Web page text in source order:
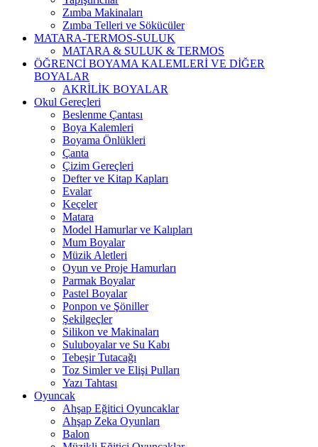
Zımba Makinaları
Zımba Telleri ve Sökücüler
MATARA-TERMOS-SULUK
MATARA & SULUK & TERMOS
ÖĞRENCİ BOYAMA KALEMLERİ VE DİĞER
BOYALAR
AKRİLİK BOYALAR
Okul Gereçleri
Beslenme Çantası
Boya Kalemleri
Boyama Önlükleri
Çanta
Çizim Gereçleri
Defter ve Kitap Kapları
Evalar
Keçeler
Matara
Model Hamurlar ve Kalıpları
Mum Boyalar
Müzik Aletleri
Oyun ve Proje Hamurları
Parmak Boyalar
Pastel Boyalar
Ponpon ve Şöniller
Şekilgeçler
Silikon ve Makinaları
Suluboyalar ve Su Kabı
Tebeşir Tutacağı
Toz Simler ve Elişi Pulları
Yazı Tahtası
Oyuncak
Ahşap Eğitici Oyuncaklar
Ahşap Zeka Oyunları
Balon